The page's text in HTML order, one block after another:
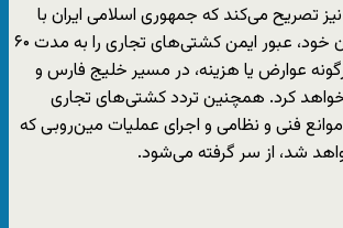
تصریح می‌کند که جمهوری اسلامی ایران با
به‌کارگیری حداکثر توان خود، عبور ایمن کشتی‌های تجاری را به مدت ۶۰
عوارض یا هزینه، در مسیر خلیج فارس و
کرد. همچنین تردد کشتی‌های تجاری
فنی و نظامی و اجرای عملیات مین‌روبی که